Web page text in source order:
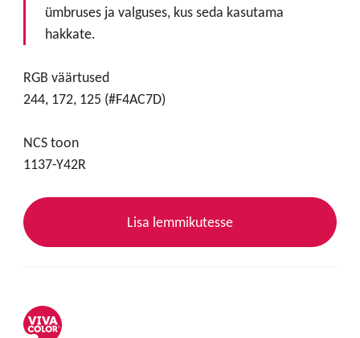
ümbruses ja valguses, kus seda kasutama
hakkate.
RGB väärtused
244, 172, 125 (#F4AC7D)
NCS toon
1137-Y42R
Lisa lemmikutesse